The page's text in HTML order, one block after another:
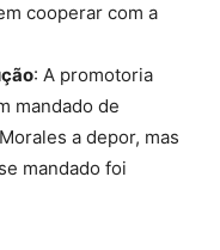
cooperar com a
: A promotoria
mandado de
a depor, mas
mandado foi